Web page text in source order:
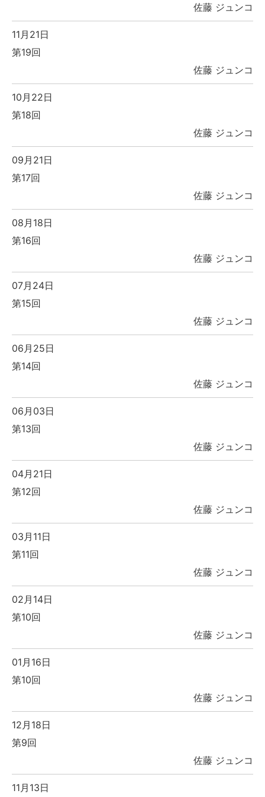
佐藤 ジュンコ
11月21日
第19回
佐藤 ジュンコ
10月22日
第18回
佐藤 ジュンコ
09月21日
第17回
佐藤 ジュンコ
08月18日
第16回
佐藤 ジュンコ
07月24日
第15回
佐藤 ジュンコ
06月25日
第14回
佐藤 ジュンコ
06月03日
第13回
佐藤 ジュンコ
04月21日
第12回
佐藤 ジュンコ
03月11日
第11回
佐藤 ジュンコ
02月14日
第10回
佐藤 ジュンコ
01月16日
第10回
佐藤 ジュンコ
12月18日
第9回
佐藤 ジュンコ
11月13日